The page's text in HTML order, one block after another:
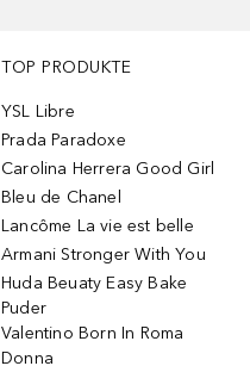
TOP PRODUKTE
YSL Libre
Prada Paradoxe
Carolina Herrera Good Girl
Bleu de Chanel
Lancôme La vie est belle
Armani Stronger With You
Huda Beuaty Easy Bake
Puder
Valentino Born In Roma
Donna